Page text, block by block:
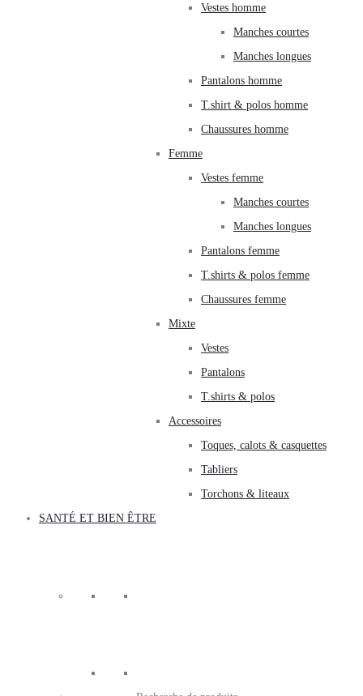
Vestes homme
Manches courtes
Manches longues
Pantalons homme
T.shirt & polos homme
Chaussures homme
Femme
Vestes femme
Manches courtes
Manches longues
Pantalons femme
T.shirts & polos femme
Chaussures femme
Mixte
Vestes
Pantalons
T.shirts & polos
Accessoires
Toques, calots & casquettes
Tabliers
Torchons & liteaux
SANTÉ ET BIEN ÊTRE